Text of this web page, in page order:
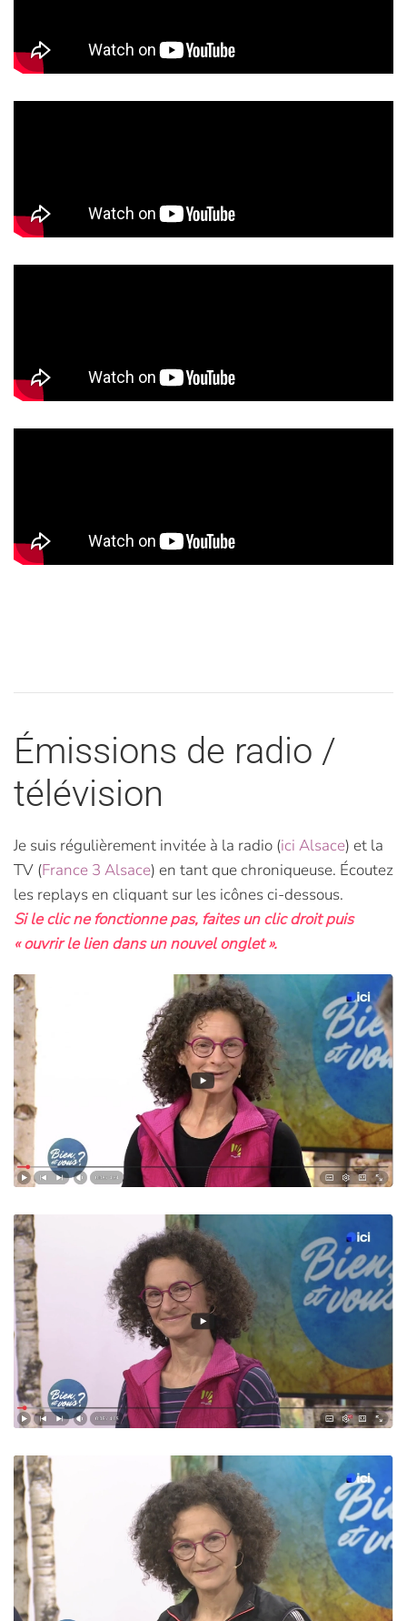
Émissions de radio /
télévision
Je suis régulièrement invitée à la radio (ici Alsace) et la
TV (France 3 Alsace) en tant que chroniqueuse. Écoutez
les replays en cliquant sur les icônes ci-dessous.
Si le clic ne fonctionne pas, faites un clic droit puis
« ouvrir le lien dans un nouvel onglet ».
Read more
Read more
Read more